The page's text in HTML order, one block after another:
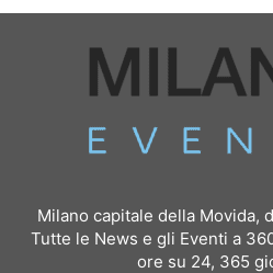
Milano capitale della Movida,
Tutte le News e gli Eventi a
ore su 24, 365